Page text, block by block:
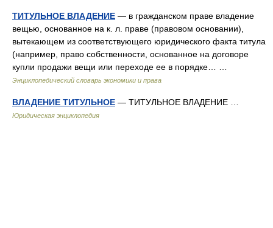
ТИТУЛЬНОЕ ВЛАДЕНИЕ — в гражданском праве владение
вещью, основанное на к. л. праве (правовом основании),
вытекающем из соответствующего юридического факта титула
(например, право собственности, основанное на договоре
купли продажи вещи или переходе ее в порядке… …
Энциклопедический словарь экономики и права
ВЛАДЕНИЕ ТИТУЛЬНОЕ — ТИТУЛЬНОЕ ВЛАДЕНИЕ …
Юридическая энциклопедия